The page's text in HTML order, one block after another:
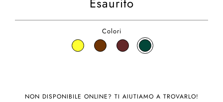
Colori
NON DISPONIBILE ONLINE? TI AIUTIAMO A TROVARLO!